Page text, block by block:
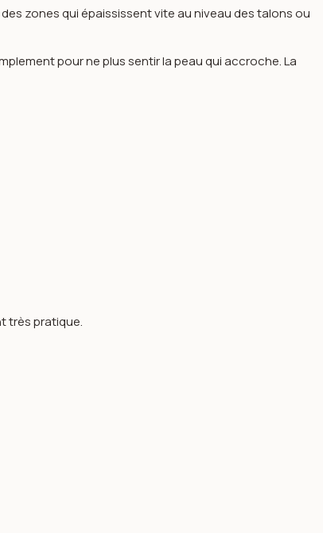
zones qui épaississent vite au niveau des talons ou
pour ne plus sentir la peau qui accroche. La
très pratique.